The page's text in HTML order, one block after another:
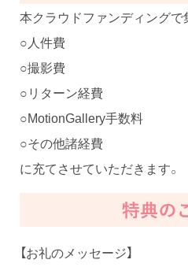
本クラウドファンディングで
○人件費
○撮影費
○リターン経費
○MotionGallery手数料
○その他諸経費
に充てさせていただきます。
【お礼のメッセージ】